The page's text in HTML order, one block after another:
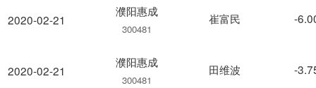
2020-02-21
2020-02-21
濮阳惠成
300481
崔富民 -
濮阳惠成
300481
田维波 -